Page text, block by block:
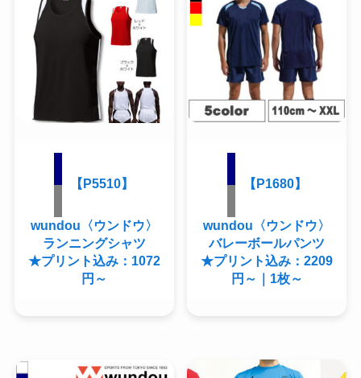
【P5510】
wundou〈ウンドウ〉
ランニングシャツ
★プリント込み：1072
円～
【P1680】
wundou〈ウンドウ〉
バレーボールパンツ
★プリント込み：2209
円～｜1枚～